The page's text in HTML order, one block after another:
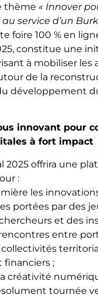
thème « Innover
service d’un
foire 100 % en
constitue une
à mobiliser les
de la
développement
innovant pour
à fort impact
2025 offrira une
:
les
portées par des
et des
rencontres entre
;
créativité
tournée